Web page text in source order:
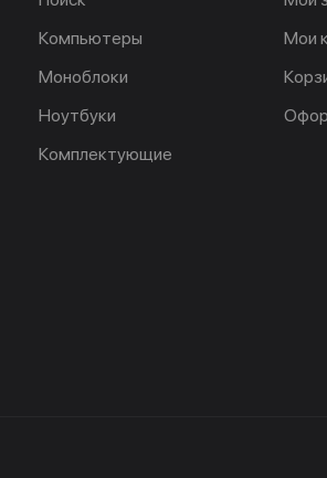
Компьютеры
Моноблоки
Ноутбуки
Комплектующие
Мои